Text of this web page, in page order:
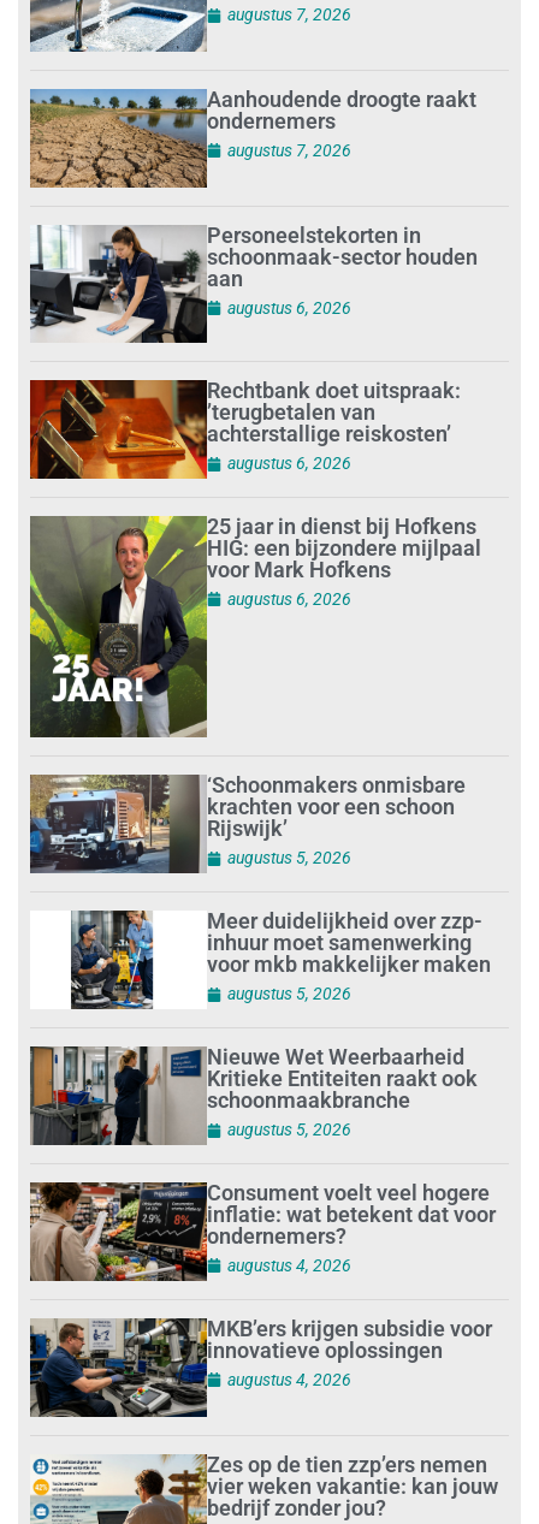
augustus 7, 2026
Aanhoudende droogte raakt
ondernemers
augustus 7, 2026
Personeelstekorten in
schoonmaak-sector houden
aan
augustus 6, 2026
Rechtbank doet uitspraak:
’terugbetalen van
achterstallige reiskosten’
augustus 6, 2026
25 jaar in dienst bij Hofkens
HIG: een bijzondere mijlpaal
voor Mark Hofkens
augustus 6, 2026
‘Schoonmakers onmisbare
krachten voor een schoon
Rijswijk’
augustus 5, 2026
Meer duidelijkheid over zzp-
inhuur moet samenwerking
voor mkb makkelijker maken
augustus 5, 2026
Nieuwe Wet Weerbaarheid
Kritieke Entiteiten raakt ook
schoonmaakbranche
augustus 5, 2026
Consument voelt veel hogere
inflatie: wat betekent dat voor
ondernemers?
augustus 4, 2026
MKB’ers krijgen subsidie voor
innovatieve oplossingen
augustus 4, 2026
Zes op de tien zzp’ers nemen
vier weken vakantie: kan jouw
bedrijf zonder jou?